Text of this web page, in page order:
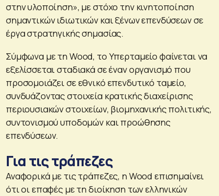
στην υλοποίηση», με στόχο την κινητοποίηση
σημαντικών ιδιωτικών και ξένων επενδύσεων σε
έργα στρατηγικής σημασίας.
Σύμφωνα με τη Wood, το Υπερταμείο φαίνεται να
εξελίσσεται σταδιακά σε έναν οργανισμό που
προσομοιάζει σε εθνικό επενδυτικό ταμείο,
συνδυάζοντας στοιχεία κρατικής διαχείρισης
περιουσιακών στοιχείων, βιομηχανικής πολιτικής,
συντονισμού υποδομών και προώθησης
επενδύσεων.
Για τις τράπεζες
Αναφορικά με τις τράπεζες, η Wood επισημαίνει
ότι οι επαφές με τη διοίκηση των ελληνικών